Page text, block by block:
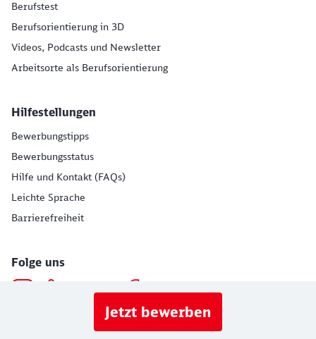
Jetzt bewerben
Berufstest
Berufsorientierung in 3D
Videos, Podcasts und Newsletter
Arbeitsorte als Berufsorientierung
Hilfestellungen
Bewerbungstipps
Bewerbungsstatus
Hilfe und Kontakt (FAQs)
Leichte Sprache
Barrierefreiheit
Folge uns